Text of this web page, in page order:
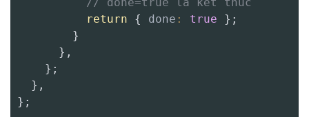
return
{ done : true } ;
}
} ,
} ;
} ,
} ;